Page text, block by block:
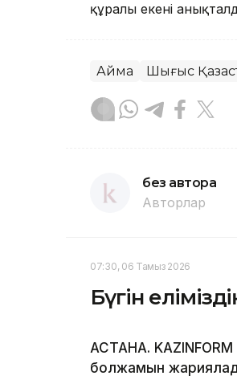
құралы екені
Аймақ Шығыс
без автора
Авторлар
07:30, 06 Тамыз 2026
Бүгін
АСТАНА.
болжамын